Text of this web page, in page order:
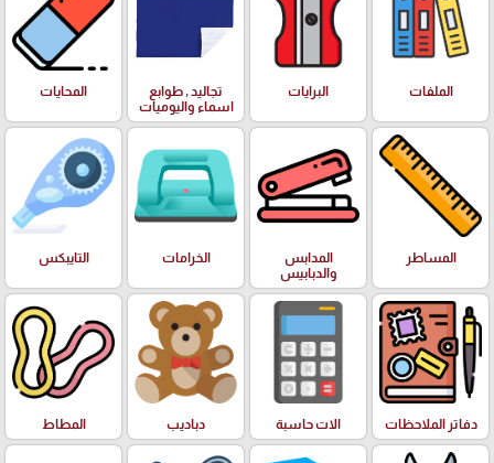
الملفات البرايات
تجاليد , طوابع
اسماء واليوميات
المحايات
المساطر
المدابس
والدبابيس
الخرامات التايبكس
دفاتر الملاحظات الات حاسبة دباديب المطاط